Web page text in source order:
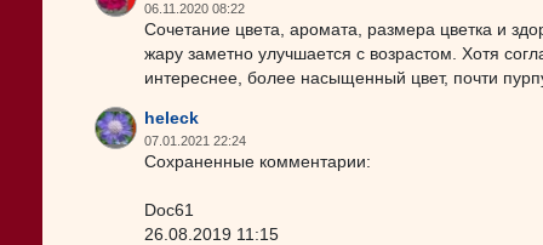
06.11.2020 08:22
Сочетание цвета, аромата, размера цветка и
жару заметно улучшается с возрастом. Хотя
интереснее, более насыщенный цвет, почти
heleck
07.01.2021 22:24
Сохраненные комментарии:
Doc61
26.08.2019 11:15